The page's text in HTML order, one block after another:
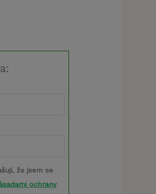
že jsem se
ochrany